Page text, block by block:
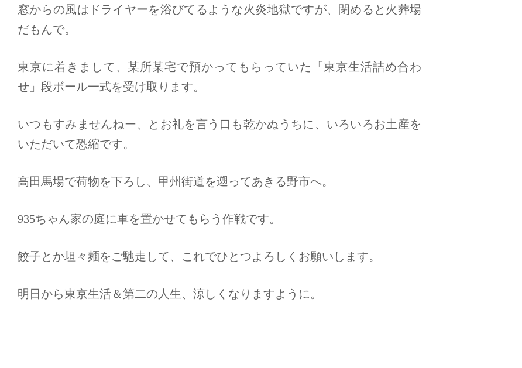
窓からの風はドライヤーを浴びてるような火炎地獄ですが、閉めると火葬場
だもんで。
東京に着きまして、某所某宅で預かってもらっていた「東京生活詰め合わ
せ」段ボール一式を受け取ります。
いつもすみませんねー、とお礼を言う口も乾かぬうちに、いろいろお土産を
いただいて恐縮です。
高田馬場で荷物を下ろし、甲州街道を遡ってあきる野市へ。
935ちゃん家の庭に車を置かせてもらう作戦です。
餃子とか坦々麺をご馳走して、これでひとつよろしくお願いします。
明日から東京生活＆第二の人生、涼しくなりますように。